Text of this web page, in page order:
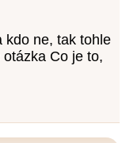
kdo ne, tak tohle
Co je to,